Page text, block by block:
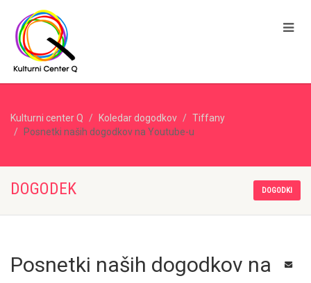
Kulturni center Q Koledar dogodkov
Tiffany
Posnetki naših dogodkov na Youtube-u
DOGODEK DOGODKI
Posnetki naših dogodkov na